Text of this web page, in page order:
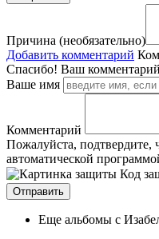
Причина (необязательно)
Добавить комментарий
Спасибо! Ваш
Ваше имя
Комментарий
Пожалуйста, подтвердите,
автоматической
Код
Еще альбомы с